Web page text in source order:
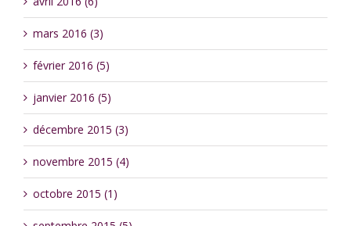
mars 2016 (3)
février 2016 (5)
janvier 2016 (5)
décembre 2015 (3)
novembre 2015 (4)
octobre 2015 (1)